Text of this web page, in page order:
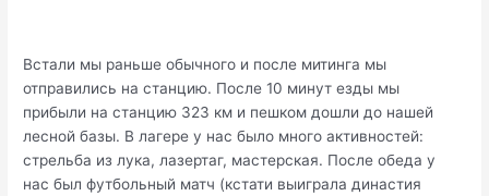
Встали мы раньше обычного и после митинга мы
отправились на станцию. После 10 минут езды мы
прибыли на станцию 323 км и пешком дошли до нашей
лесной базы. В лагере у нас было много активностей:
стрельба из лука, лазертаг, мастерская. После обеда у
нас был футбольный матч (кстати выиграла династия